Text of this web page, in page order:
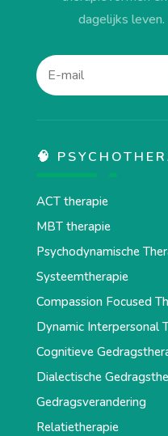
dagelijks
🧠
ACT therapie
MBT therapie
Psychodynamische
Systeemtherapie
Compassion Focused
Dynamic Interpersonal
Cognitieve
Dialectische
Gedragsverandering
Relatietherapie